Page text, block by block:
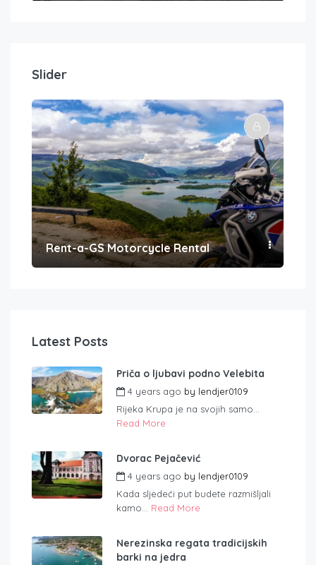
Slider
Rent-a-GS Motorcycle Rental
Latest Posts
Priča o ljubavi podno Velebita
4 years ago by lendjer0109
Rijeka Krupa je na svojih samo...
Read More
Dvorac Pejačević
4 years ago by lendjer0109
Kada sljedeći put budete razmišljali
kamo... Read More
Nerezinska regata tradicijskih
barki na jedra